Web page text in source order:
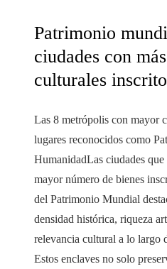
Patrimonio
ciudades con
culturales
Las 8 metrópolis con mayor
lugares reconocidos como
HumanidadLas ciudades que
mayor número de bienes
del Patrimonio Mundial
densidad histórica, riqueza
relevancia cultural a lo largo
Estos enclaves no solo